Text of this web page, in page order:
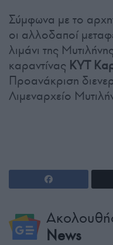
Σύμφωνα με το
οι αλλοδαποί
λιμάνι της
καραντίνας ΚΥΤ
Προανάκριση
Λιμεναρχείο
News